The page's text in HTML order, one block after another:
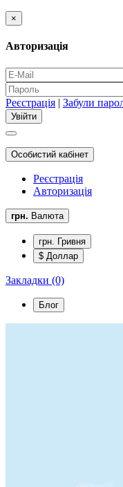
×
Авторизація
Реєстрація | Забули
Особистий кабінет
Реєстрація
Авторизація
грн. Валюта
грн. Гривня
$ Доллар
Закладки (0)
Блог